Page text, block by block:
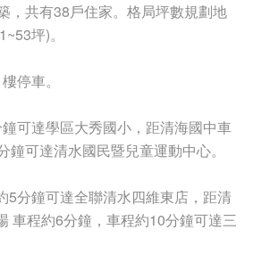
，共有38戶住家。格局坪數規劃地
坪)。
停車。
可達學區大秀國小，距清海國中車
可達清水國民暨兒童運動中心。
5分鐘可達全聯清水四維東店，距清
車程約6分鐘，車程約10分鐘可達三